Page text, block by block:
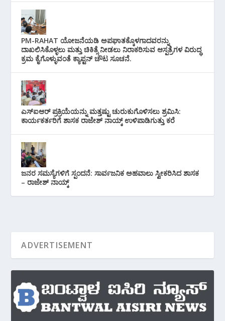
PM-RAHAT ಯೋಜನೆಯಡಿ ಅಪಘಾತಕ್ಕೊಳಗಾದವರನ್ನು
ದಾಖಲಿಸಿಕೊಳ್ಳಲು ಮತ್ತು ಚಿಕಿತ್ಸೆ ನೀಡಲು ನಿರಾಕರಿಸುವ ಆಸ್ಪತ್ರೆಗಳ ವಿರುದ್ಧ
ಕ್ರಮ ಕೈಗೊಳ್ಳುವಂತೆ ಕ್ಯಾಪ್ಟನ್ ಚೌಟ ಸೂಚನೆ.
ಎಸ್‌ಐಆರ್ ಪ್ರಕ್ರಿಯೆಯನ್ನು ಮತ್ತಷ್ಟು ಚುರುಕುಗೊಳಿಸಲು ಶ್ರಮಿಸಿ:
ಕಾರ್ಯಕರ್ತರಿಗೆ ಶಾಸಕ ರಾಜೇಶ್ ನಾಯ್ಕ್ ಉಳಿಪಾಡಿಗುತ್ತು ಕರೆ
ಜನರ ಸಮಸ್ಯೆಗಳಿಗೆ ಸ್ಪಂದನೆ: ಸಾರ್ವಜನಿಕ ಅಹವಾಲು ಸ್ವೀಕರಿಸಿದ ಶಾಸಕ
– ರಾಜೇಶ್ ನಾಯ್ಕ್